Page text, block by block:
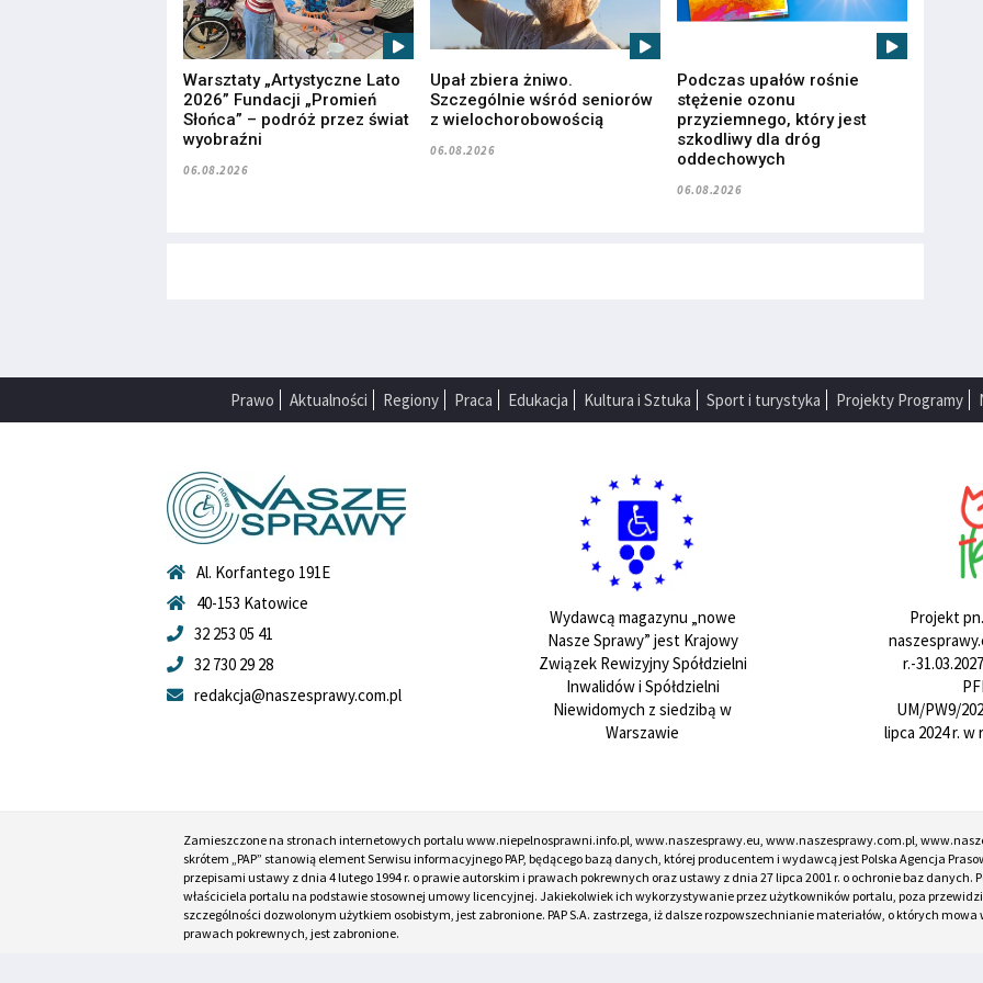
Warsztaty „Artystyczne Lato
2026” Fundacji „Promień
Słońca” – podróż przez świat
wyobraźni
06.08.2026
Upał zbiera żniwo.
Szczególnie wśród seniorów
z wielochorobowością
06.08.2026
Podczas upałów rośnie
stężenie ozonu
przyziemnego, który jest
szkodliwy dla dróg
oddechowych
06.08.2026
Prawo Aktualności Regiony Praca Edukacja Kultura i Sztuka Sport i turystyka Projekty Programy
Al. Korfantego 191E
40-153 Katowice
32 253 05 41
32 730 29 28
redakcja@naszesprawy.com.pl
Wydawcą magazynu „nowe
Nasze Sprawy” jest Krajowy
Związek Rewizyjny Spółdzielni
Inwalidów i Spółdzielni
Niewidomych z siedzibą w
Warszawie
Projekt
r.-
UM/PW9/
lipca 2024 r.
Zamieszczone na stronach internetowych portalu www.niepelnosprawni.info.pl, www.naszesprawy.eu, www.naszesprawy.com.pl,
skrótem „PAP” stanowią element Serwisu informacyjnego PAP, będącego bazą danych, której producentem i wydawcą jest Polska Agencja
przepisami ustawy z dnia 4 lutego 1994 r. o prawie autorskim i prawach pokrewnych oraz ustawy z dnia 27 lipca 2001 r. o ochronie baz danych.
właściciela portalu na podstawie stosownej umowy licencyjnej. Jakiekolwiek ich wykorzystywanie przez użytkowników portalu, poza
szczególności dozwolonym użytkiem osobistym, jest zabronione. PAP S.A. zastrzega, iż dalsze rozpowszechnianie materiałów, o których
prawach pokrewnych, jest zabronione.